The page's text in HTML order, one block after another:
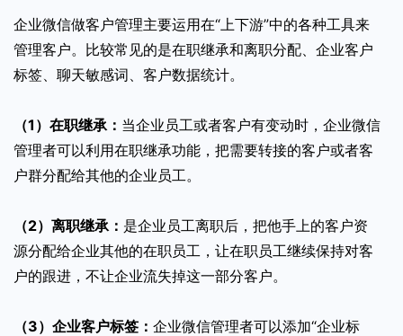
企业微信做客户管理主要运用在“上下游”中的各种工具来
管理客户。比较常见的是在职继承和离职分配、企业客户
标签、聊天敏感词、客户数据统计。
（1）在职继承： 当企业员工或者客户有变动时，企业微信
管理者可以利用在职继承功能，把需要转接的客户或者客
户群分配给其他的企业员工。
（2）离职继承： 是企业员工离职后，把他手上的客户资
源分配给企业其他的在职员工，让在职员工继续保持对客
户的跟进，不让企业流失掉这一部分客户。
（3）企业客户标签： 企业微信管理者可以添加“企业标